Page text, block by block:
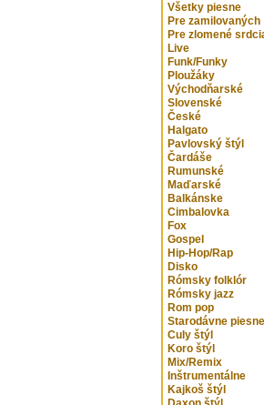
Všetky piesne
Pre zamilovaných
Pre zlomené
Live
Funk/Funky
Ploužáky
Východňarské
Slovenské
České
Halgato
Pavlovský štýl
Čardáše
Rumunské
Maďarské
Balkánske
Cimbalovka
Fox
Gospel
Hip-Hop/Rap
Disko
Rómsky folklór
Rómsky jazz
Rom pop
Starodávne piesne
Culy štýl
Koro štýl
Mix/Remix
Inštrumentálne
Kajkoš štýl